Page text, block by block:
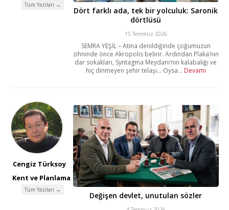
Tüm Yazıları →
Dört farklı ada, tek bir yolculuk: Saronik
dörtlüsü
15 Temmuz 2026
SEMRA YEŞİL – Atina denildiğinde çoğumuzun
zihninde önce Akropolis belirir. Ardından Plaka’nın
dar sokakları, Syntagma Meydanı’nın kalabalığı ve
hiç dinmeyen şehir telaşı… Oysa... Devamı
Cengiz Türksoy
Kent ve Planlama
Tüm Yazıları →
Değişen devlet, unutulan sözler